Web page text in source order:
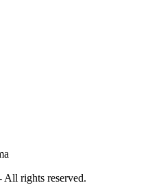
All rights reserved.